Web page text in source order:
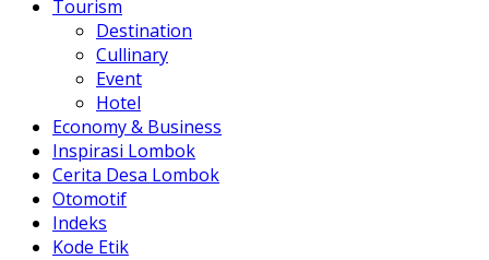
Tourism
Destination
Cullinary
Event
Hotel
Economy & Business
Inspirasi Lombok
Cerita Desa Lombok
Otomotif
Indeks
Kode Etik